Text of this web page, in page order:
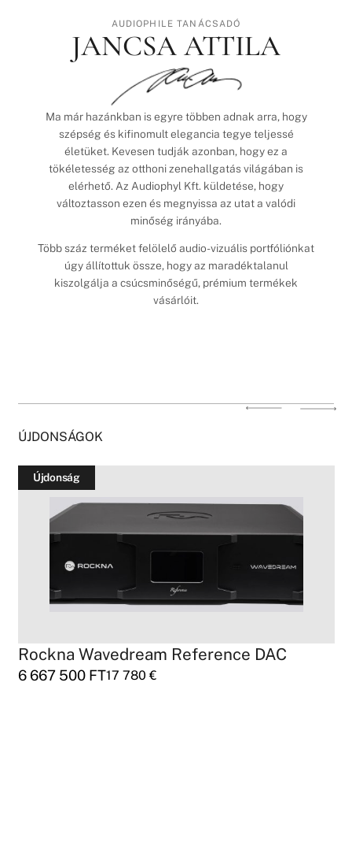
AUDIOPHILE TANÁCSADÓ
JANCSA ATTILA
Ma már hazánkban is egyre többen adnak arra, hogy
szépség és kifinomult elegancia tegye teljessé
életüket. Kevesen tudják azonban, hogy ez a
tökéletesség az otthoni zenehallgatás világában is
elérhető. Az Audiophyl Kft. küldetése, hogy
változtasson ezen és megnyissa az utat a valódi
minőség irányába.
Több száz terméket felölelő audio-vizuális portfóliónkat
úgy állítottuk össze, hogy az maradéktalanul
kiszolgálja a csúcsminőségű, prémium termékek
vásárlóit.
ÚJDONSÁGOK
Újdonság
Rockna Wavedream Reference DAC
6 667 500 FT17 780€